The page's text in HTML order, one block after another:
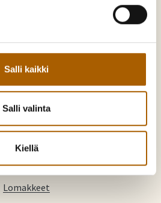
Salli kaikki
Salli valinta
Kiellä
0190140-9
Asiointi
Palaute
Hankkeet
Lomakkeet